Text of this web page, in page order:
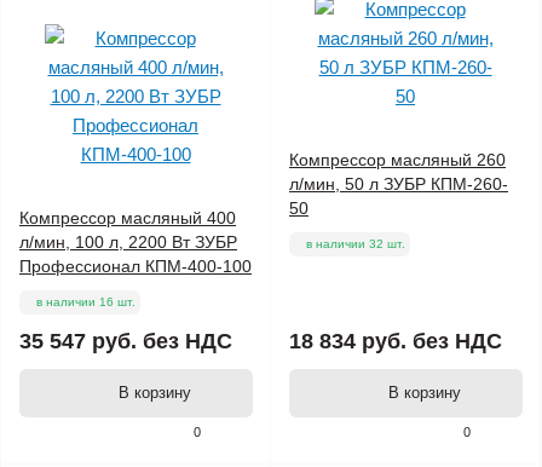
0
Компрессор масляный 400
л/мин, 100 л, 2200 Вт ЗУБР
Профессионал КПМ-400-100
в наличии 16 шт.
35 547 руб. без НДС
В корзину
0
Компрессор масляный 260
л/мин, 50 л ЗУБР КПМ-260-
50
в наличии 32 шт.
18 834 руб. без НДС
В корзину